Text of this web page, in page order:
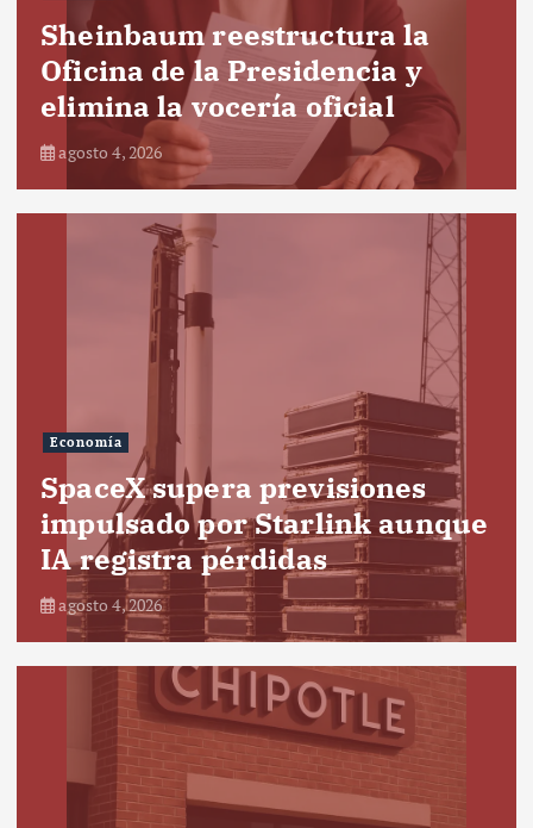
Sheinbaum reestructura la
Oficina de la Presidencia y
elimina la vocería oficial
agosto 4, 2026
Economía
SpaceX supera previsiones
impulsado por Starlink aunque
IA registra pérdidas
agosto 4, 2026